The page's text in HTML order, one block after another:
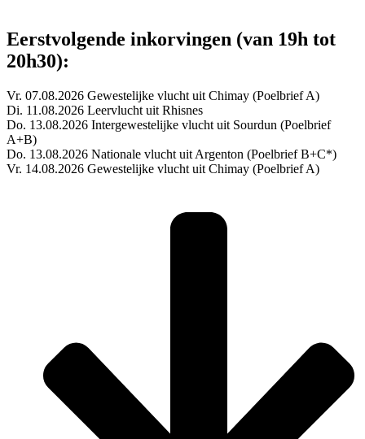
Eerstvolgende inkorvingen (van 19h tot
20h30):
Vr. 07.08.2026 Gewestelijke vlucht uit Chimay (Poelbrief A)
Di. 11.08.2026 Leervlucht uit Rhisnes
Do. 13.08.2026 Intergewestelijke vlucht uit Sourdun (Poelbrief
A+B)
Do. 13.08.2026 Nationale vlucht uit Argenton (Poelbrief B+C*)
Vr. 14.08.2026 Gewestelijke vlucht uit Chimay (Poelbrief A)